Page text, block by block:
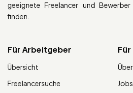
geeignete Freelancer und
finden.
Für Arbeitgeber
Übersicht
Freelancersuche